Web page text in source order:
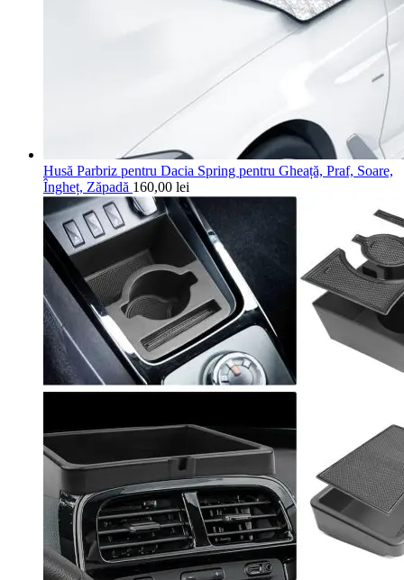
Husă Parbriz pentru Dacia Spring pentru Gheață, Praf, Soare,
Îngheț, Zăpadă 160,00 lei